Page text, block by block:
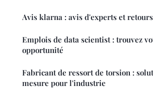
Avis klarna : avis d'experts et
Emplois de data scientist : trouvez
opportunité
Fabricant de ressort de torsion :
mesure pour l'industrie